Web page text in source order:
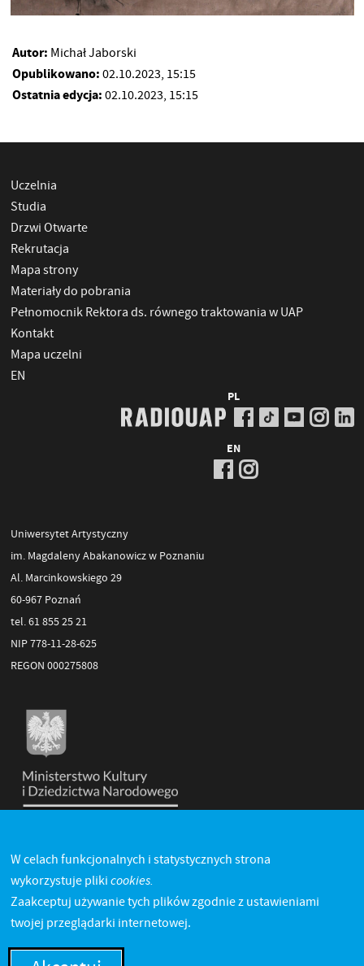
Autor: Michał Jaborski
Opublikowano: 02.10.2023, 15:15
Ostatnia edycja: 02.10.2023, 15:15
Uczelnia
Studia
Drzwi Otwarte
Rekrutacja
Mapa strony
Materiały do pobrania
Pełnomocnik Rektora ds. równego traktowania w UAP
Kontakt
Mapa uczelni
EN
PL
EN
Uniwersytet Artystyczny
im. Magdaleny Abakanowicz w Poznaniu
Al. Marcinkowskiego 29
60-967 Poznań
tel. 61 855 25 21
NIP 778-11-28-625
REGON 000275808
W celach funkcjonalnych i statystycznych strona
wykorzystuje pliki cookies.
Zaakceptuj używanie tych plików zgodnie z ustawieniami
twojej przeglądarki internetowej.